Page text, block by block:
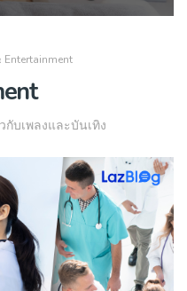
Entertainment
กับเพลงและบันเทิง